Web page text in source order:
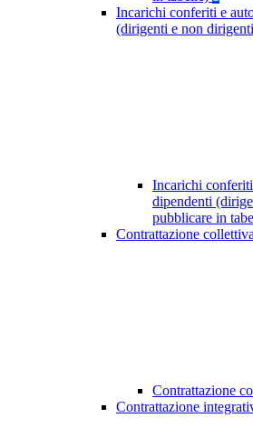
Incarichi conferiti e
(dirigenti e non
Incarichi
dipendenti
pubblicare in
Contrattazione collettiva
Contrattazione
Contrattazione